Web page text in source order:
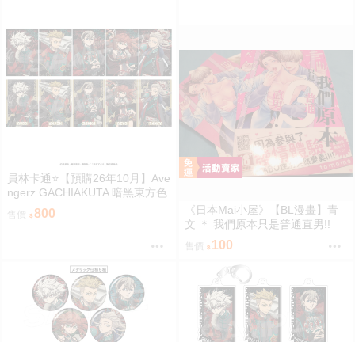
員林卡通⭐️【預購26年10月】Ave
ngerz GACHIAKUTA 暗黑東方色
彩 插圖卡片收藏集 中盒 0814
售價 800
《日本Mai小屋》【BL漫畫】青
文 ＊ 我們原本只是普通直男!!
(全) ＊ 作者：tomomo
售價 100